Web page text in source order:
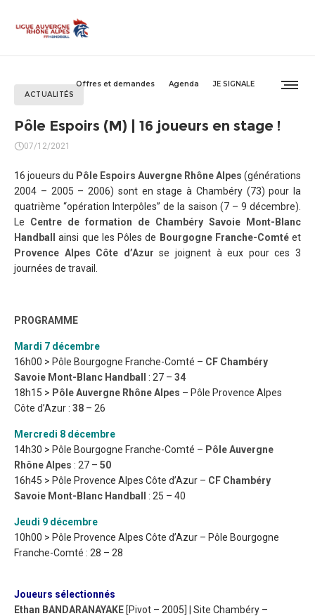
Offres et demandes Agenda
JE SIGNALE
ACTUALITÉS
Pôle Espoirs (M) | 16 joueurs en stage !
07/12/2021
16 joueurs du Pôle Espoirs Auvergne Rhône Alpes (générations
2004 – 2005 – 2006) sont en stage à Chambéry (73) pour la
quatrième “opération Interpôles” de la saison (7 – 9 décembre).
Le Centre de formation de Chambéry Savoie Mont-Blanc
Handballainsi que les Pôles de Bourgogne Franche-Comtéet
Provence Alpes Côte d’Azur se joignent à eux pour ces 3
journées de travail.
PROGRAMME
Mardi 7 décembre
16h00 > Pôle Bourgogne Franche-Comté – CF Chambéry
Savoie Mont-Blanc Handball
: 27 – 34
18h15 > Pôle Auvergne Rhône Alpes – Pôle Provence Alpes
Côte d’Azur : 38 – 26
Mercredi 8 décembre
14h30 > Pôle Bourgogne Franche-Comté – Pôle Auvergne
Rhône Alpes : 27 – 50
16h45 > Pôle Provence Alpes Côte d’Azur – CF Chambéry
Savoie Mont-Blanc Handball
: 25 – 40
Jeudi 9 décembre
10h00 > Pôle Provence Alpes Côte d’Azur – Pôle Bourgogne
Franche-Comté : 28 – 28
Joueurs sélectionnés
Ethan BANDARANAYAKE [Pivot – 2005] | Site Chambéry –